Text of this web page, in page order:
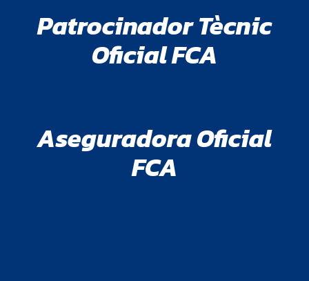
Patrocinador Tècnic
Oficial FCA
Aseguradora Oficial
FCA